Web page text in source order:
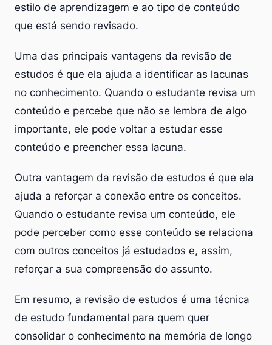
estilo de aprendizagem e ao tipo de conteúdo
que está sendo revisado.
Uma das principais vantagens da revisão de
estudos é que ela ajuda a identificar as lacunas
no conhecimento. Quando o estudante revisa um
conteúdo e percebe que não se lembra de algo
importante, ele pode voltar a estudar esse
conteúdo e preencher essa lacuna.
Outra vantagem da revisão de estudos é que ela
ajuda a reforçar a conexão entre os conceitos.
Quando o estudante revisa um conteúdo, ele
pode perceber como esse conteúdo se relaciona
com outros conceitos já estudados e, assim,
reforçar a sua compreensão do assunto.
Em resumo, a revisão de estudos é uma técnica
de estudo fundamental para quem quer
consolidar o conhecimento na memória de longo